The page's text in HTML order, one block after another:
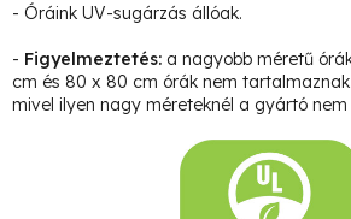
- Óráink UV-sugárzás állóak.
- Figyelmeztetés: a nagyobb méretű
cm és 80 x 80 cm órák nem
mivel ilyen nagy méreteknél a gyártó